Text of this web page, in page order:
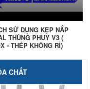
SỬ DỤNG KẸP NẮP
THÙNG PHUY V3 (
- THÉP KHÔNG RỈ)
CHẤT